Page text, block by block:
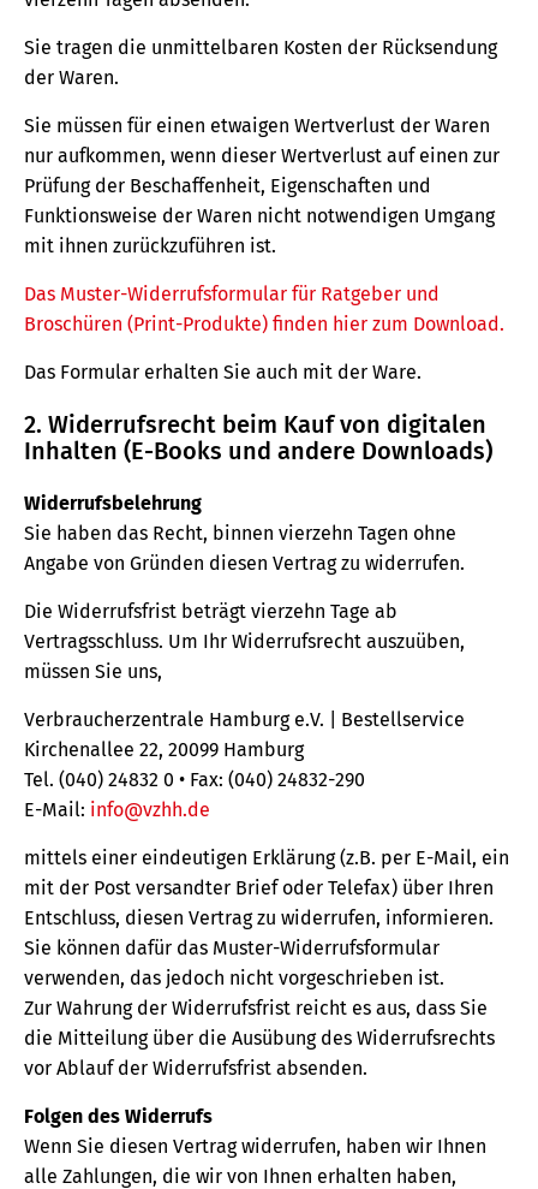
Sie tragen die unmittelbaren Kosten der Rücksendung
der Waren.
Sie müssen für einen etwaigen Wertverlust der Waren
nur aufkommen, wenn dieser Wertverlust auf einen zur
Prüfung der Beschaffenheit, Eigenschaften und
Funktionsweise der Waren nicht notwendigen Umgang
mit ihnen zurückzuführen ist.
Das Muster-Widerrufsformular für Ratgeber und
Broschüren (Print-Produkte) finden hier zum Download.
Das Formular erhalten Sie auch mit der Ware.
2. Widerrufsrecht beim Kauf von digitalen
Inhalten (E-Books und andere Downloads)
Widerrufsbelehrung
Sie haben das Recht, binnen vierzehn Tagen ohne
Angabe von Gründen diesen Vertrag zu widerrufen.
Die Widerrufsfrist beträgt vierzehn Tage ab
Vertragsschluss. Um Ihr Widerrufsrecht auszuüben,
müssen Sie uns,
Verbraucherzentrale Hamburg e.V. | Bestellservice
Kirchenallee 22, 20099 Hamburg
Tel. (040) 24832 0 • Fax: (040) 24832-290
E-Mail: info@vzhh.de
mittels einer eindeutigen Erklärung (z.B. per E-Mail, ein
mit der Post versandter Brief oder Telefax) über Ihren
Entschluss, diesen Vertrag zu widerrufen, informieren.
Sie können dafür das Muster-Widerrufsformular
verwenden, das jedoch nicht vorgeschrieben ist.
Zur Wahrung der Widerrufsfrist reicht es aus, dass Sie
die Mitteilung über die Ausübung des Widerrufsrechts
vor Ablauf der Widerrufsfrist absenden.
Folgen des Widerrufs
Wenn Sie diesen Vertrag widerrufen, haben wir Ihnen
alle Zahlungen, die wir von Ihnen erhalten haben,